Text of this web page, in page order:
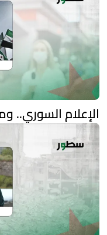
الإعلام السوري..